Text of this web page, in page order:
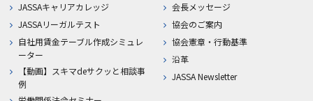
JASSAキャリアカレッジ
JASSAリーガルテスト
自社用賃金テーブル作成シミュレ
ーター
【動画】スキマdeサクッと相談事
例
会長メッセージ
協会のご案内
協会憲章・行動基準
沿革
JASSA Newsletter